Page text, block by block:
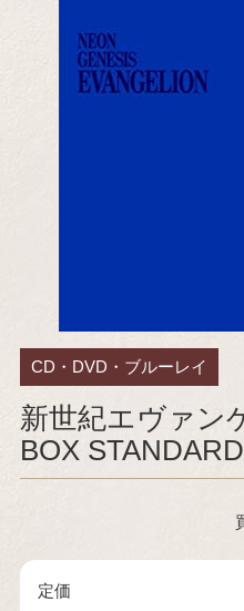
CD・DVD・ブルーレイ
新世紀エヴァン
BOX
定価